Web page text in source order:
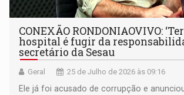
CONEXÃO RONDONIAOVIVO:
hospital é fugir da
secretário da Sesau
Geral 25 de Julho de 2026 às 09:16
Ele já foi acusado de corrupção e